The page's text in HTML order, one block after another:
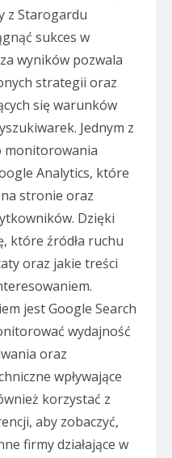
z Starogardu
sukces w
wyników pozwala
strategii oraz
się warunków
Jednym z
monitorowania
Analytics, które
stronie oraz
Dzięki
które źródła ruchu
oraz jakie treści
jest Google Search
wydajność
oraz
wpływające
korzystać z
aby zobaczyć,
firmy działające w